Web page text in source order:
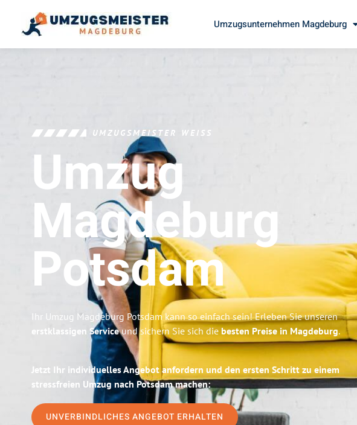
Umzugsunternehmen Magdeburg
UMZUGSMEISTER WEISS
Umzug
Magdeburg
Potsdam
Ihr Umzug Magdeburg Potsdam kann so einfach sein! Erleben Sie unseren
erstklassigen Serviceund sichern Sie sich die besten Preise in Magdeburg.
Jetzt Ihr individuelles Angebot anfordern und den ersten Schritt zu einem
stressfreien Umzug nach Potsdam machen:
UNVERBINDLICHES ANGEBOT ERHALTEN